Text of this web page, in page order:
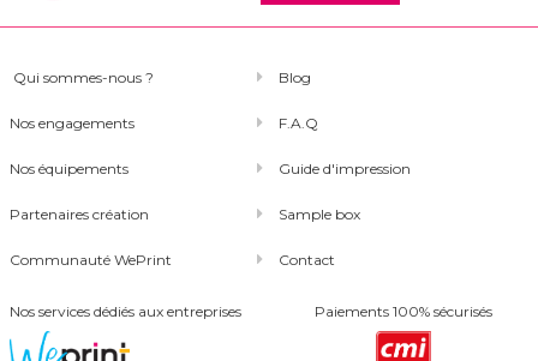
Qui sommes-nous ?
Nos engagements
Nos équipements
Partenaires création
Communauté WePrint
Blog
F.A.Q
Guide d'impression
Sample box
Contact
Nos services dédiés aux entreprises Paiements 100% sécurisés